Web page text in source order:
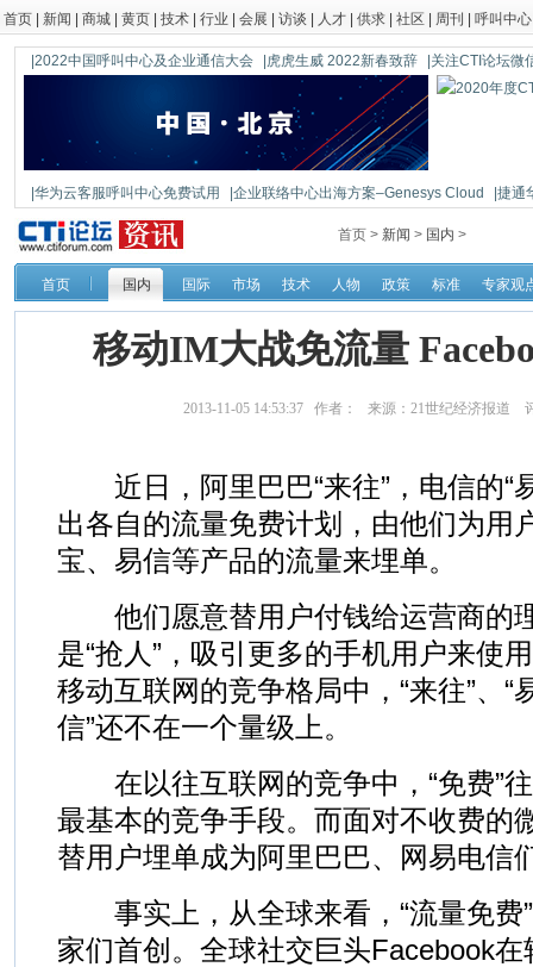
首页 新闻 商城 黄页 技术 行业 会展 访谈 人才 供求 社区 周刊 呼叫中心
|2022中国呼叫中心及企业通信大会 |虎虎生威 2022新春致辞 |关注CTI论坛微
|华为云客服呼叫中心免费试用 |企业联络中心出海方案–Genesys Cloud
|捷通
|鼎信通达新一代语音网关DAG1000-4S
首页 > 新闻 > 国内 >
首页 国内 国际 市场 技术 人物 政策 标准 专家观
移动IM大战免流量
2013-11-05 14:53:37 作者： 来源：21世纪经济报道
近日，阿里巴巴“来往”，电信的“
出各自的流量免费计划，由他们为用
宝、易信等产品的流量来埋单。
他们愿意替用户付钱给运营商的
是“抢人”，吸引更多的手机用户来使
移动互联网的竞争格局中，“来往”、“
信”还不在一个量级上。
在以往互联网的竞争中，“免费”
最基本的竞争手段。而面对不收费的
替用户埋单成为阿里巴巴、网易电信
事实上，从全球来看，“流量免费
家们首创。全球社交巨头Facebook